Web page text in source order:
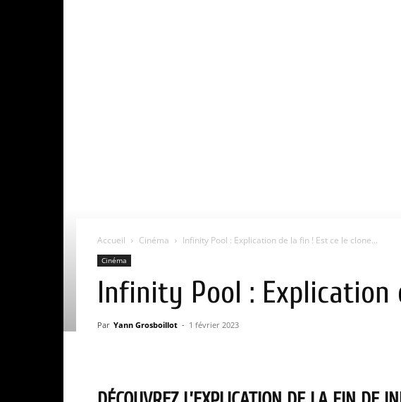
Accueil Cinéma Infinity Pool : Explication de la fin ! Est ce le clone...
Cinéma
Infinity Pool : Explication
Par Yann Grosboillot - 1 février 2023